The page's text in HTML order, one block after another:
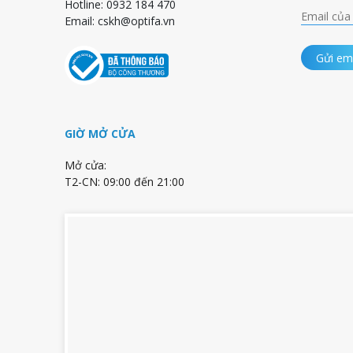
Hotline: 0932 184 470
Email: cskh@optifa.vn
Gửi
GIỜ MỞ CỬA
Mở cửa:
T2-CN: 09:00 đến 21:00